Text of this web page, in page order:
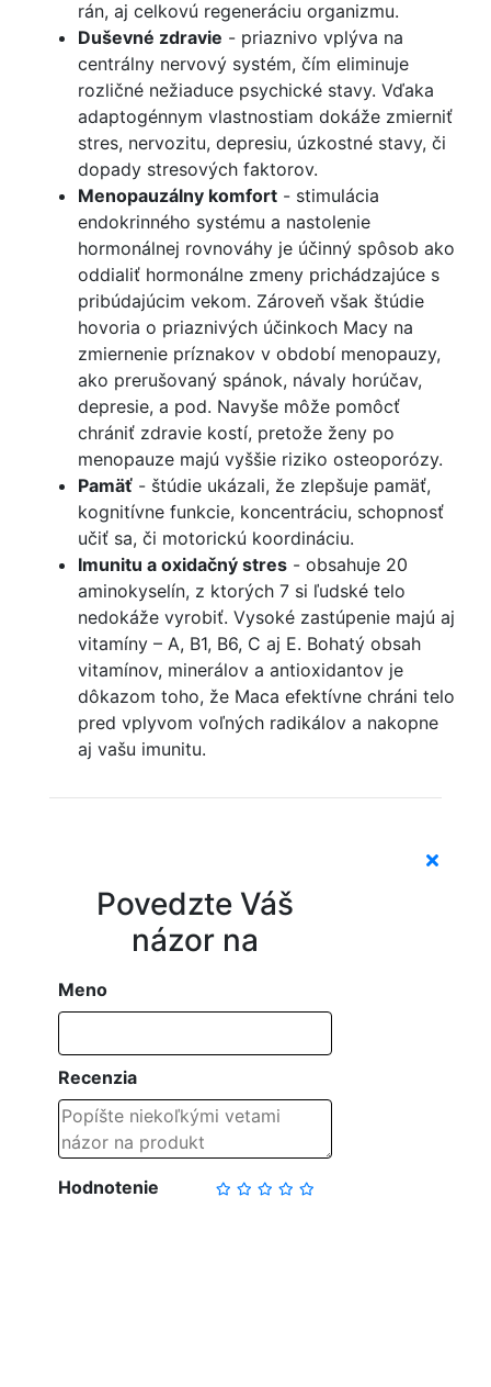
rán, aj celkovú regeneráciu organizmu.
Duševné zdravie - priaznivo vplýva na
centrálny nervový systém, čím eliminuje
rozličné nežiaduce psychické stavy. Vďaka
adaptogénnym vlastnostiam dokáže zmierniť
stres, nervozitu, depresiu, úzkostné stavy, či
dopady stresových faktorov.
Menopauzálny komfort - stimulácia
endokrinného systému a nastolenie
hormonálnej rovnováhy je účinný spôsob ako
oddialiť hormonálne zmeny prichádzajúce s
pribúdajúcim vekom. Zároveň však štúdie
hovoria o priaznivých účinkoch Macy na
zmiernenie príznakov v období menopauzy,
ako prerušovaný spánok, návaly horúčav,
depresie, a pod. Navyše môže pomôcť
chrániť zdravie kostí, pretože ženy po
menopauze majú vyššie riziko osteoporózy.
Pamäť - štúdie ukázali, že zlepšuje pamäť,
kognitívne funkcie, koncentráciu, schopnosť
učiť sa, či motorickú koordináciu.
Imunitu a oxidačný stres - obsahuje 20
aminokyselín, z ktorých 7 si ľudské telo
nedokáže vyrobiť. Vysoké zastúpenie majú aj
vitamíny – A, B1, B6, C aj E. Bohatý obsah
vitamínov, minerálov a antioxidantov je
dôkazom toho, že Maca efektívne chráni telo
pred vplyvom voľných radikálov a nakopne
aj vašu imunitu.
Povedzte Váš
názor na
Meno
Recenzia
Hodnotenie